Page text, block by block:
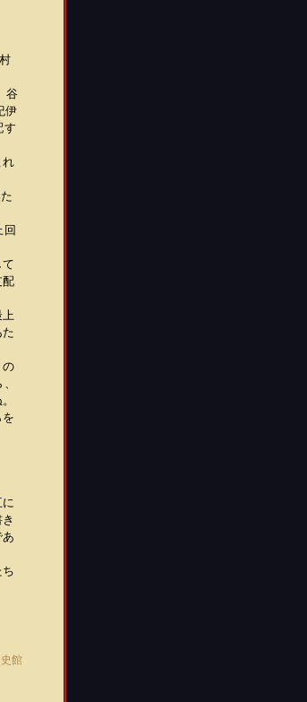
谷
伊
す
れ
回
配
上
の
館